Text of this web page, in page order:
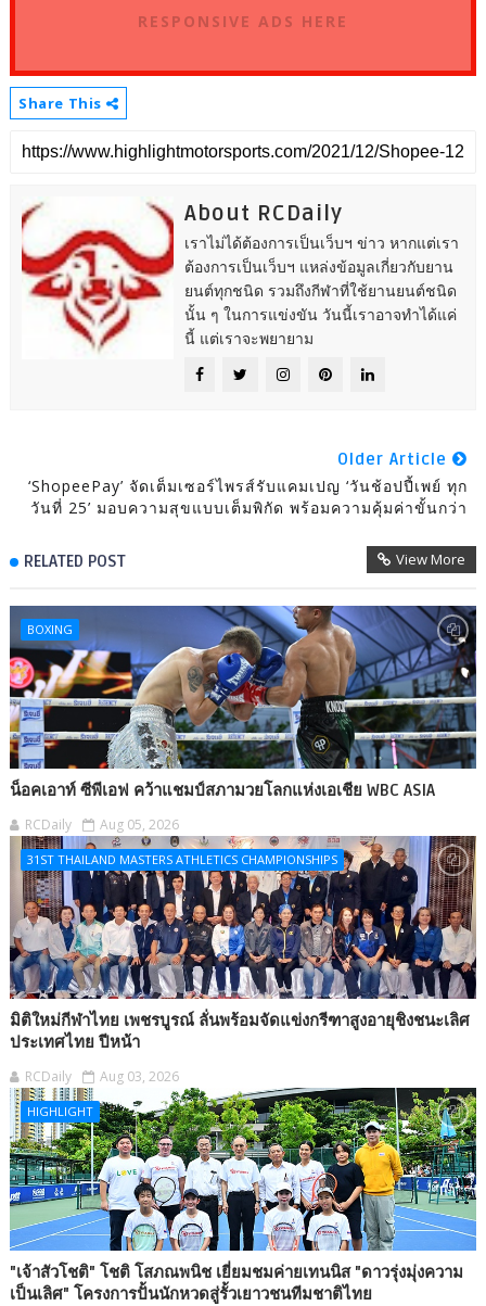
RESPONSIVE ADS HERE
Share This
About RCDaily
เราไม่ได้ต้องการเป็นเว็บฯ ข่าว หากแต่เรา
ต้องการเป็นเว็บฯ แหล่งข้อมูลเกี่ยวกับยาน
ยนต์ทุกชนิด รวมถึงกีฬาที่ใช้ยานยนต์ชนิด
นั้น ๆ ในการแข่งขัน วันนี้เราอาจทำได้แค่
นี้ แต่เราจะพยายาม
Older Article
‘ShopeePay’ จัดเต็มเซอร์ไพรส์รับแคมเปญ ‘วันช้อปปี้เพย์ ทุก
วันที่ 25’ มอบความสุขแบบเต็มพิกัด พร้อมความคุ้มค่าขั้นกว่า
RELATED POST View More
BOXING
น็อคเอาท์ ซีพีเอฟ คว้าแชมป์สภามวยโลกแห่งเอเชีย WBC ASIA
RCDaily Aug 05, 2026
31ST THAILAND MASTERS ATHLETICS CHAMPIONSHIPS
มิติใหม่กีฬาไทย เพชรบูรณ์ ลั่นพร้อมจัดแข่งกรีฑาสูงอายุชิงชนะเลิศ
ประเทศไทย ปีหน้า
RCDaily Aug 03, 2026
HIGHLIGHT
"เจ้าสัวโชติ" โชติ โสภณพนิช เยี่ยมชมค่ายเทนนิส "ดาวรุ่งมุ่งความ
เป็นเลิศ" โครงการปั้นนักหวดสู่รั้วเยาวชนทีมชาติไทย